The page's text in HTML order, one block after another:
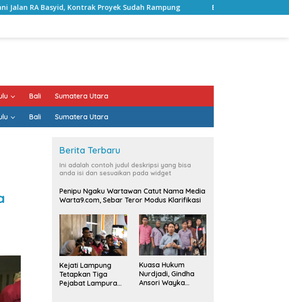
Proyek Sudah Rampung Bulan Kemerdekaan, Bupati Lampung Selatan
Bali Sumatera Utara
Bali Sumatera Utara
Berita Terbaru
Ini adalah contoh judul deskripsi yang bisa
anda isi dan sesuaikan pada widget
Penipu Ngaku Wartawan Catut Nama Media
Warta9.com, Sebar Teror Modus Klarifikasi
Kejati Lampung
Tetapkan Tiga
Pejabat Lampura
Kuasa Hukum
Nurdjadi, Gindha
Ansori Wayka